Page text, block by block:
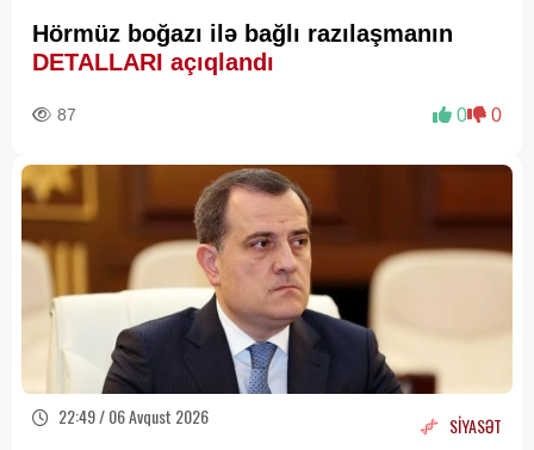
Hörmüz boğazı ilə bağlı razılaşmanın
DETALLARI açıqlandı
87 0 0
22:49 / 06 Avqust 2026 SİYASƏT